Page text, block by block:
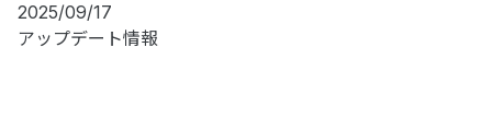
2025/09/17
アップデート情報